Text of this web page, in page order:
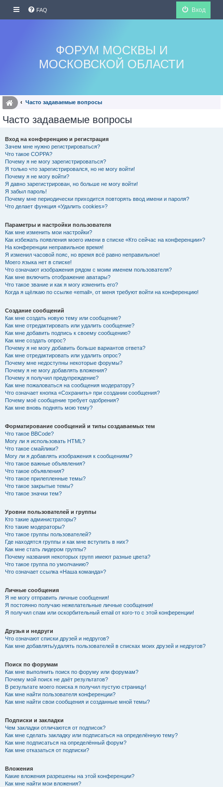
FAQ Вход
ФОРУМ МОСКВЫ И
МОСКОВСКОЙ ОБЛАСТИ
Часто задаваемые вопросы
Часто задаваемые вопросы
Вход на конференцию и регистрация
Зачем мне нужно регистрироваться?
Что такое COPPA?
Почему я не могу зарегистрироваться?
Я только что зарегистрировался, но не могу войти!
Почему я не могу войти?
Я давно зарегистрирован, но больше не могу войти!
Я забыл пароль!
Почему мне периодически приходится повторять ввод имени и пароля?
Что делает функция «Удалить cookies»?
Параметры и настройки пользователя
Как мне изменить мои настройки?
Как избежать появления моего имени в списке «Кто сейчас на конференции»?
На конференции неправильное время!
Я изменил часовой пояс, но время всё равно неправильное!
Моего языка нет в списке!
Что означают изображения рядом с моим именем пользователя?
Как мне включить отображение аватары?
Что такое звание и как я могу изменить его?
Когда я щёлкаю по ссылке «email», от меня требуют войти на конференцию!
Создание сообщений
Как мне создать новую тему или сообщение?
Как мне отредактировать или удалить сообщение?
Как мне добавить подпись к своему сообщению?
Как мне создать опрос?
Почему я не могу добавить больше вариантов ответа?
Как мне отредактировать или удалить опрос?
Почему мне недоступны некоторые форумы?
Почему я не могу добавлять вложения?
Почему я получил предупреждение?
Как мне пожаловаться на сообщения модератору?
Что означает кнопка «Сохранить» при создании сообщения?
Почему моё сообщение требует одобрения?
Как мне вновь поднять мою тему?
Форматирование сообщений и типы создаваемых тем
Что такое BBCode?
Могу ли я использовать HTML?
Что такое смайлики?
Могу ли я добавлять изображения к сообщениям?
Что такое важные объявления?
Что такое объявления?
Что такое прилепленные темы?
Что такое закрытые темы?
Что такое значки тем?
Уровни пользователей и группы
Кто такие администраторы?
Кто такие модераторы?
Что такое группы пользователей?
Где находятся группы и как мне вступить в них?
Как мне стать лидером группы?
Почему названия некоторых групп имеют разные цвета?
Что такое группа по умолчанию?
Что означает ссылка «Наша команда»?
Личные сообщения
Я не могу отправить личные сообщения!
Я постоянно получаю нежелательные личные сообщения!
Я получил спам или оскорбительный email от кого-то с этой конференции!
Друзья и недруги
Что означают списки друзей и недругов?
Как мне добавлять/удалять пользователей в списках моих друзей и недругов?
Поиск по форумам
Как мне выполнить поиск по форуму или форумам?
Почему мой поиск не даёт результатов?
В результате моего поиска я получил пустую страницу!
Как мне найти пользователя конференции?
Как мне найти свои сообщения и созданные мной темы?
Подписки и закладки
Чем закладки отличаются от подписок?
Как мне сделать закладку или подписаться на определённую тему?
Как мне подписаться на определённый форум?
Как мне отказаться от подписки?
Вложения
Какие вложения разрешены на этой конференции?
Как мне найти мои вложения?